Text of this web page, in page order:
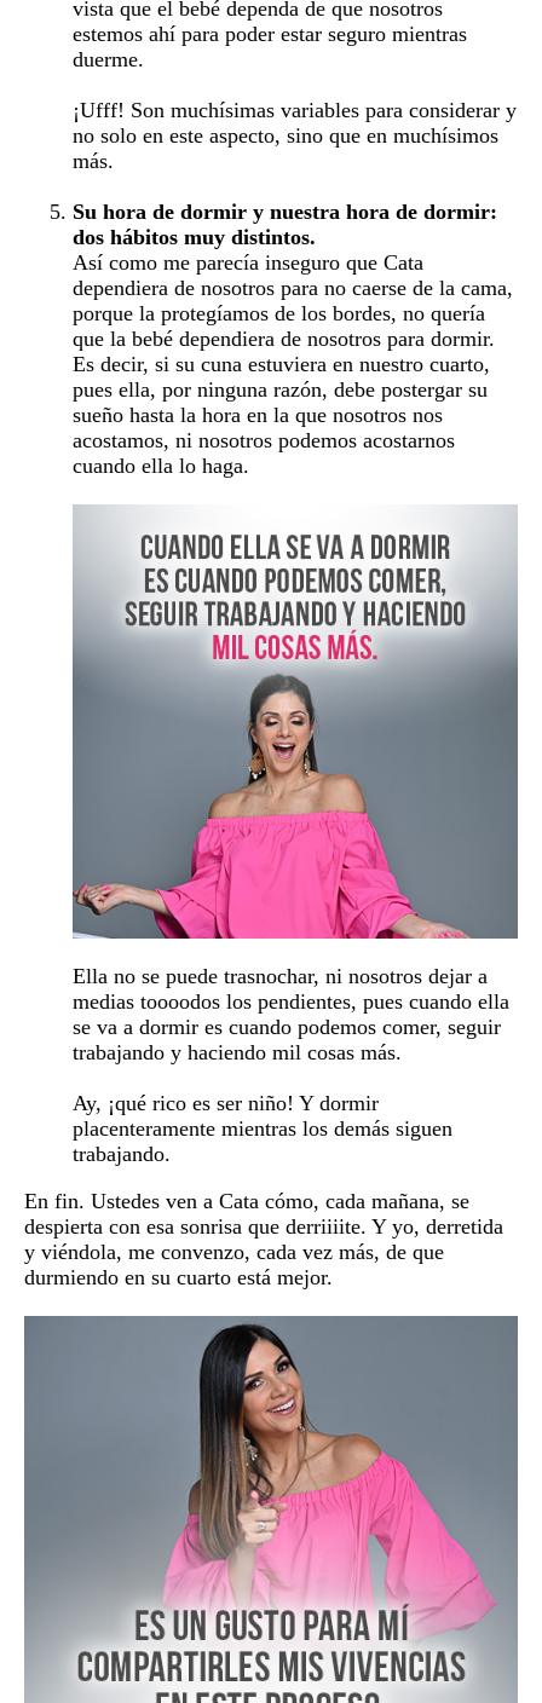
vista que el bebé dependa de que nosotros
estemos ahí para poder estar seguro mientras
duerme.
¡Ufff! Son muchísimas variables para considerar y
no solo en este aspecto, sino que en muchísimos
más.
Su hora de dormir y nuestra hora de dormir:
dos hábitos muy distintos.
Así como me parecía inseguro que Cata
dependiera de nosotros para no caerse de la cama,
porque la protegíamos de los bordes, no quería
que la bebé dependiera de nosotros para dormir.
Es decir, si su cuna estuviera en nuestro cuarto,
pues ella, por ninguna razón, debe postergar su
sueño hasta la hora en la que nosotros nos
acostamos, ni nosotros podemos acostarnos
cuando ella lo haga.
Ella no se puede trasnochar, ni nosotros dejar a
medias toooodos los pendientes, pues cuando ella
se va a dormir es cuando podemos comer, seguir
trabajando y haciendo mil cosas más.
Ay, ¡qué rico es ser niño! Y dormir
placenteramente mientras los demás siguen
trabajando.
En fin. Ustedes ven a Cata cómo, cada mañana, se
despierta con esa sonrisa que derriiiite. Y yo, derretida
y viéndola, me convenzo, cada vez más, de que
durmiendo en su cuarto está mejor.